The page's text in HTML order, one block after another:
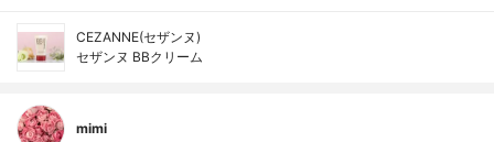
CEZANNE(セザンヌ)
セザンヌ BBクリーム
mimi